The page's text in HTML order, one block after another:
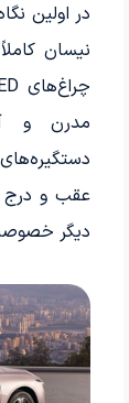
نیسان
مدرن و
دیگر